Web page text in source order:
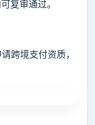
复审通过。
跨境支付资质，